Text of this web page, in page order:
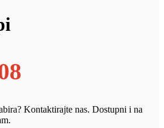
Kontaktirajte nas. Dostupni i na